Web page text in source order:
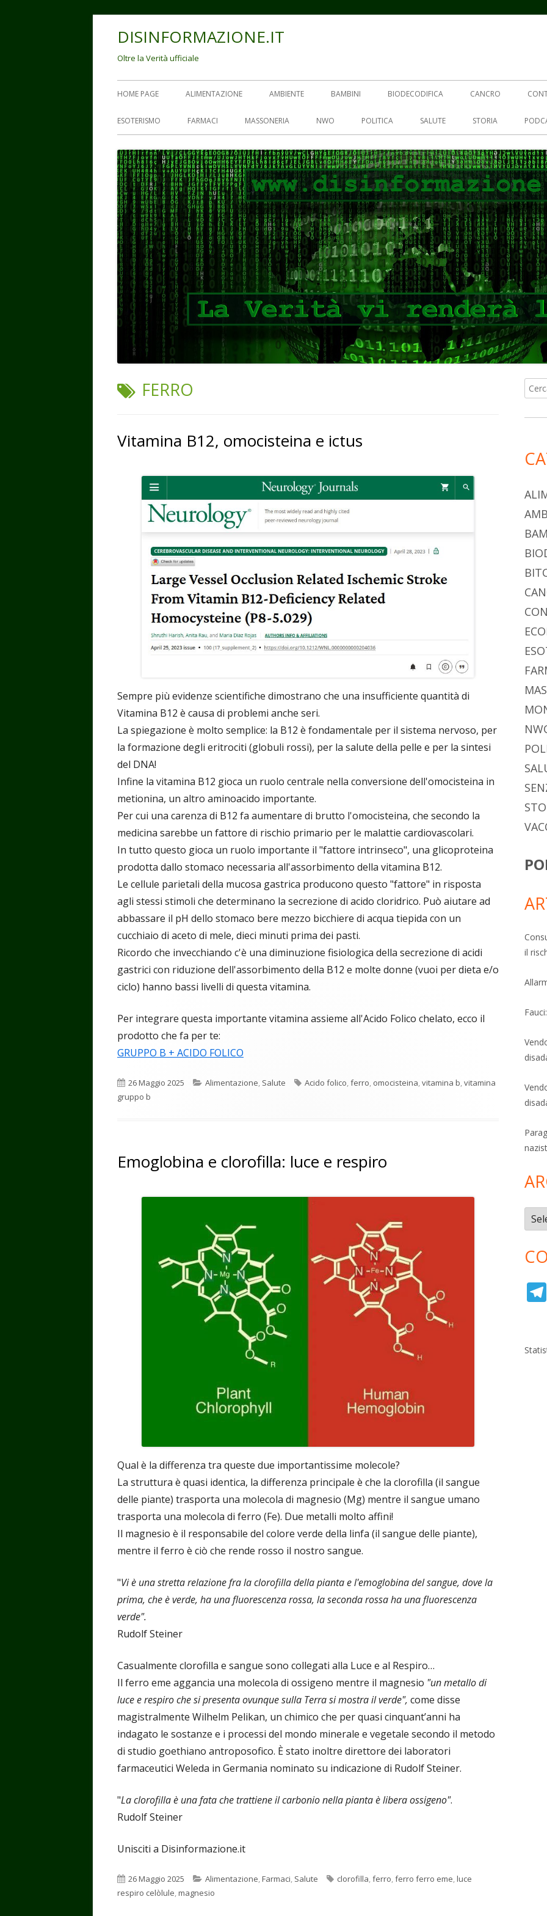
DISINFORMAZIONE.IT
Oltre la Verità ufficiale
Menu
principale
HOME PAGE ALIMENTAZIONE AMBIENTE BAMBINI BIODECODIFICA CANCRO
ESOTERISMO FARMACI MASSONERIA NWO POLITICA SALUTE STORIA
TAG:
FERRO
Vitamina B12, omocisteina e ictus
Sempre più evidenze scientifiche dimostrano che una insufficiente quantità di
Vitamina B12 è causa di problemi anche seri.
La spiegazione è molto semplice: la B12 è fondamentale per il sistema nervoso, per
la formazione degli eritrociti (globuli rossi), per la salute della pelle e per la sintesi
del DNA!
Infine la vitamina B12 gioca un ruolo centrale nella conversione dell'omocisteina in
metionina, un altro aminoacido importante.
Per cui una carenza di B12 fa aumentare di brutto l'omocisteina, che secondo la
medicina sarebbe un fattore di rischio primario per le malattie cardiovascolari.
In tutto questo gioca un ruolo importante il "fattore intrinseco", una glicoproteina
prodotta dallo stomaco necessaria all'assorbimento della vitamina B12.
Le cellule parietali della mucosa gastrica producono questo "fattore" in risposta
agli stessi stimoli che determinano la secrezione di acido cloridrico. Può aiutare ad
abbassare il pH dello stomaco bere mezzo bicchiere di acqua tiepida con un
cucchiaio di aceto di mele, dieci minuti prima dei pasti.
Ricordo che invecchiando c'è una diminuzione fisiologica della secrezione di acidi
gastrici con riduzione dell'assorbimento della B12 e molte donne (vuoi per dieta e/o
ciclo) hanno bassi livelli di questa vitamina.
Per integrare questa importante vitamina assieme all'Acido Folico chelato, ecco il
prodotto che fa per te:
GRUPPO B + ACIDO FOLICO
Pubblicato
26 Maggio 2025 Categorie
Alimentazione, Salute Tag
Acido folico,ferro, omocisteina,vitamina b,vitamina
gruppo b
Emoglobina e clorofilla: luce e respiro
Qual è la differenza tra queste due importantissime molecole?
La struttura è quasi identica, la differenza principale è che la clorofilla (il sangue
delle piante) trasporta una molecola di magnesio (Mg) mentre il sangue umano
trasporta una molecola di ferro (Fe). Due metalli molto affini!
Il magnesio è il responsabile del colore verde della linfa (il sangue delle piante),
mentre il ferro è ciò che rende rosso il nostro sangue.
"Vi è una stretta relazione fra la clorofilla della pianta e l'emoglobina del sangue, dove la
prima, che è verde, ha una fluorescenza rossa, la seconda rossa ha una fluorescenza
verde".
Rudolf Steiner
Casualmente clorofilla e sangue sono collegati alla Luce e al Respiro…
Il ferro eme aggancia una molecola di ossigeno mentre il magnesio "un metallo di
luce e respiro che si presenta ovunque sulla Terra si mostra il verde", come disse
magistralmente Wilhelm Pelikan, un chimico che per quasi cinquant’anni ha
indagato le sostanze e i processi del mondo minerale e vegetale secondo il metodo
di studio goethiano antroposofico. È stato inoltre direttore dei laboratori
farmaceutici Weleda in Germania nominato su indicazione di Rudolf Steiner.
"La clorofilla è una fata che trattiene il carbonio nella pianta è libera ossigeno".
Rudolf Steiner
Unisciti a Disinformazione.it
Pubblicato
26 Maggio 2025 Categorie
Alimentazione,Farmaci, Salute Tag
clorofilla,ferro,ferro ferro eme,luce
respiro celòlule,magnesio
per:
il